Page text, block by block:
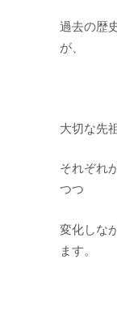
過去の歴
が、
大切な先
それぞれ
つつ
変化しな
ます。